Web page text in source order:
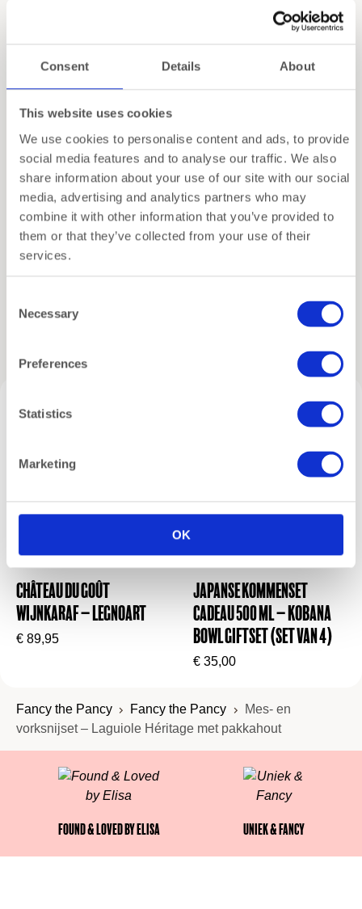
Consent Details About
This website uses cookies
We use cookies to personalise content and ads, to provide
social media features and to analyse our traffic. We also
share information about your use of our site with our social
media, advertising and analytics partners who may
combine it with other information that you’ve provided to
them or that they’ve collected from your use of their
services.
Selection
Necessary
Preferences
Statistics
Marketing
OK
mes en een klassieke vleesvork met twee tanden –
ontworpen voor wie graag met flair serveert.
Of je nu een rollade aansnijdt, een entrecote
tranchert of gewoon indruk wilt maken tijdens een
zomerse BBQ: deze set biedt controle, comfort en
Beide onderdelen zijn gemaakt van hoogwaardig
roestvrij staal en afgewerkt met handvatten van
duurzaam pakkahout. Dit samengestelde hout ligt
prettig in de hand, is bestand tegen vocht én geeft
de set een warme, luxe uitstraling. De vorm is
klassiek Laguiole – met subtiele rondingen en
verfijnde afwerking.
Deze snijset is niet alleen praktisch, maar ook een
feest om te gebruiken. Bij het zondags diner, een
etentje met vrienden of gewoon omdat je van mooie
dingen houdt in de keuken.
Waarom deze mes- en vorksnijset een Fancy
favoriet is:
vleesvork
✔ Gemaakt van roestvrij staal met pakkahouten
✔ Comfortabel, stijlvol en vlijmscherp
✔ Ideaal voor tafelgebruik én BBQ
✔ Tijdloos Frans ontwerp met hoogwaardige
📎 Onderhoudstip: Alleen handwas. Onmiddellijk na
het afspoelen drogen om het hout en de afwerking
te behouden.
🔗 Ontdek meerluxe keukencadeaus
Meer lezen
Specificaties
Verzending
Inpakservice
Château du Goût
Wijnkaraf – Legnoart
€ 89,95
Japanse kommenset
cadeau 500 ml – Kobana
Bowl Giftset (set van 4)
€ 35,00
Fancy the Pancy Fancy the Pancy
Mes- en
vorksnijset – Laguiole Héritage met pakkahout
Found & Loved by Elisa Uniek & Fancy